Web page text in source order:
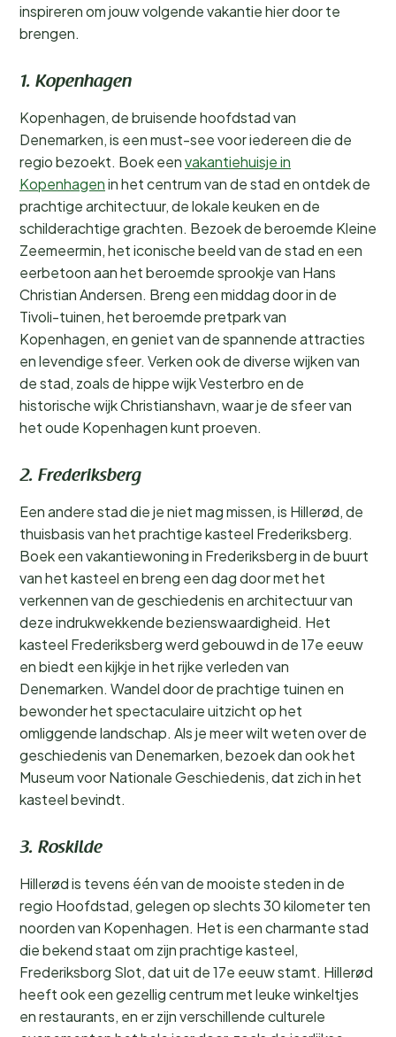
inspireren om jouw volgende vakantie hier door te
brengen.
1. Kopenhagen
Kopenhagen, de bruisende hoofdstad van
Denemarken, is een must-see voor iedereen die de
regio bezoekt. Boek eenvakantiehuisje in
Kopenhagenin het centrum van de stad en ontdek de
prachtige architectuur, de lokale keuken en de
schilderachtige grachten. Bezoek de beroemde Kleine
Zeemeermin, het iconische beeld van de stad en een
eerbetoon aan het beroemde sprookje van Hans
Christian Andersen. Breng een middag door in de
Tivoli-tuinen, het beroemde pretpark van
Kopenhagen, en geniet van de spannende attracties
en levendige sfeer. Verken ook de diverse wijken van
de stad, zoals de hippe wijk Vesterbro en de
historische wijk Christianshavn, waar je de sfeer van
het oude Kopenhagen kunt proeven.
2. Frederiksberg
Een andere stad die je niet mag missen, is Hillerød, de
thuisbasis van het prachtige kasteel Frederiksberg.
Boek een vakantiewoning in Frederiksberg in de buurt
van het kasteel en breng een dag door met het
verkennen van de geschiedenis en architectuur van
deze indrukwekkende bezienswaardigheid. Het
kasteel Frederiksberg werd gebouwd in de 17e eeuw
en biedt een kijkje in het rijke verleden van
Denemarken. Wandel door de prachtige tuinen en
bewonder het spectaculaire uitzicht op het
omliggende landschap. Als je meer wilt weten over de
geschiedenis van Denemarken, bezoek dan ook het
Museum voor Nationale Geschiedenis, dat zich in het
kasteel bevindt.
3. Roskilde
Hillerød is tevens één van de mooiste steden in de
regio Hoofdstad, gelegen op slechts 30 kilometer ten
noorden van Kopenhagen. Het is een charmante stad
die bekend staat om zijn prachtige kasteel,
Frederiksborg Slot, dat uit de 17e eeuw stamt. Hillerød
heeft ook een gezellig centrum met leuke winkeltjes
en restaurants, en er zijn verschillende culturele